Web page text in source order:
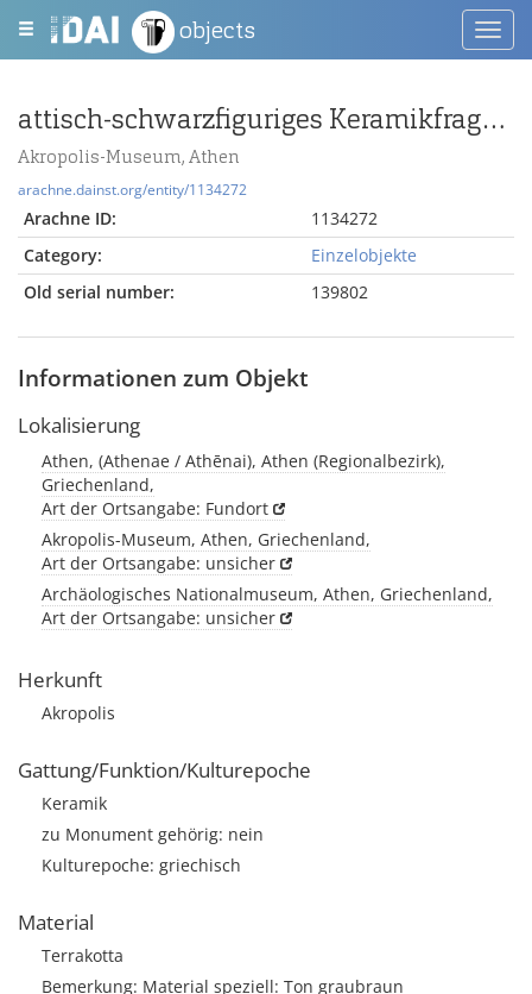
objects
attisch-schwarzfiguriges Keramikfragment mit wechselständigem Palmettenlotosband
Akropolis-Museum, Athen
arachne.dainst.org/entity/1134272
Arachne ID:
1134272
Category:
Einzelobjekte
Old serial number:
139802
Informationen zum Objekt
Lokalisierung
Athen, (Athenae / Athēnai), Athen (Regionalbezirk),
Griechenland,
Art der Ortsangabe: Fundort
Akropolis-Museum, Athen, Griechenland,
Art der Ortsangabe: unsicher
Archäologisches Nationalmuseum, Athen, Griechenland,
Art der Ortsangabe: unsicher
Herkunft
Akropolis
Gattung/Funktion/Kulturepoche
Keramik
zu Monument gehörig: nein
Kulturepoche: griechisch
Material
Terrakotta
Bemerkung: Material speziell: Ton graubraun